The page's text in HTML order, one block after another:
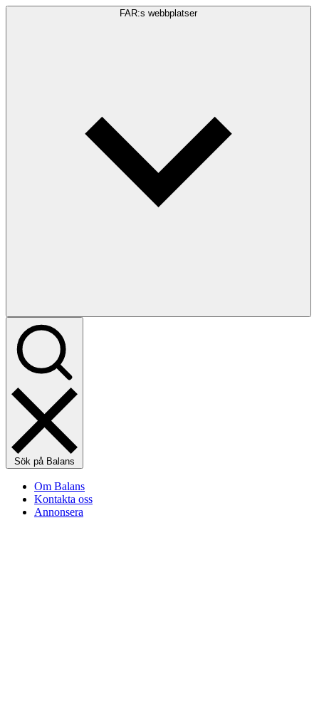
FAR:s webbplatser
Sök på Balans
Om Balans
Kontakta oss
Annonsera